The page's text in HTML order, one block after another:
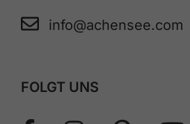
info@achensee.com
FOLGT UNS